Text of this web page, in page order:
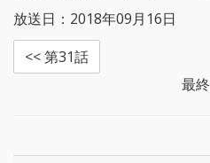
放送日：2018年09月16日
<< 第31話
最